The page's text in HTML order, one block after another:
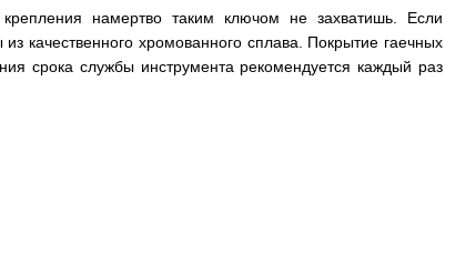
намертво таким ключом не захватишь. Если
качественного хромованного сплава. Покрытие гаечных
срока службы инструмента рекомендуется каждый раз